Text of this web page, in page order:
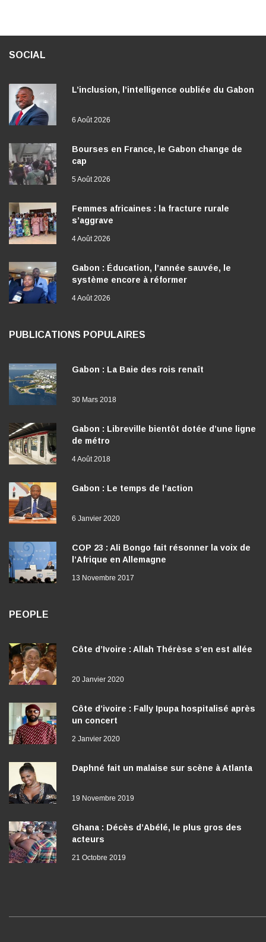
SOCIAL
L’inclusion, l’intelligence oubliée du Gabon
6 Août 2026
Bourses en France, le Gabon change de
cap
5 Août 2026
Femmes africaines : la fracture rurale
s’aggrave
4 Août 2026
Gabon : Éducation, l’année sauvée, le
système encore à réformer
4 Août 2026
PUBLICATIONS POPULAIRES
Gabon : La Baie des rois renaît
30 Mars 2018
Gabon : Libreville bientôt dotée d’une ligne
de métro
4 Août 2018
Gabon : Le temps de l’action
6 Janvier 2020
COP 23 : Ali Bongo fait résonner la voix de
l’Afrique en Allemagne
13 Novembre 2017
PEOPLE
Côte d’Ivoire : Allah Thérèse s’en est allée
20 Janvier 2020
Côte d’ivoire : Fally Ipupa hospitalisé après
un concert
2 Janvier 2020
Daphné fait un malaise sur scène à Atlanta
19 Novembre 2019
Ghana : Décès d’Abélé, le plus gros des
acteurs
21 Octobre 2019